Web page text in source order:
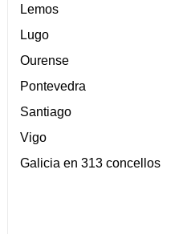
Lemos
Lugo
Ourense
Pontevedra
Santiago
Vigo
Galicia en 313 concellos